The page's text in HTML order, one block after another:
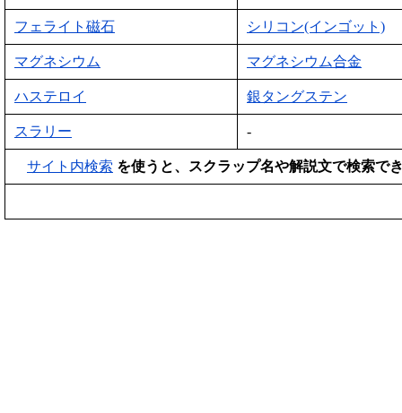
フェライト磁石 シリコン(インゴット)
マグネシウム マグネシウム合金
ハステロイ 銀タングステン
スラリー -
サイト内検索 を使うと、スクラップ名や解説文で検索で